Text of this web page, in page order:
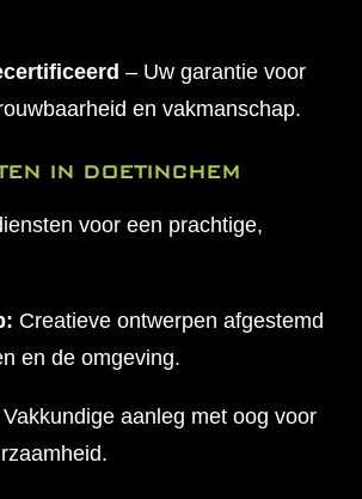
– Uw garantie voor
en vakmanschap.
IN DOETINCHEM
voor een prachtige,
Creatieve ontwerpen afgestemd
en de omgeving.
Vakkundige aanleg met oog voor